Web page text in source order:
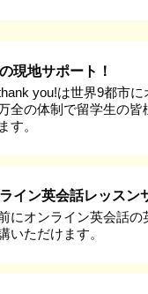
現地サポート！
you!は世界9都市
全の体制で留学生の皆
す。
イン英会話レッスン
にオンライン英会話の
いただけます。